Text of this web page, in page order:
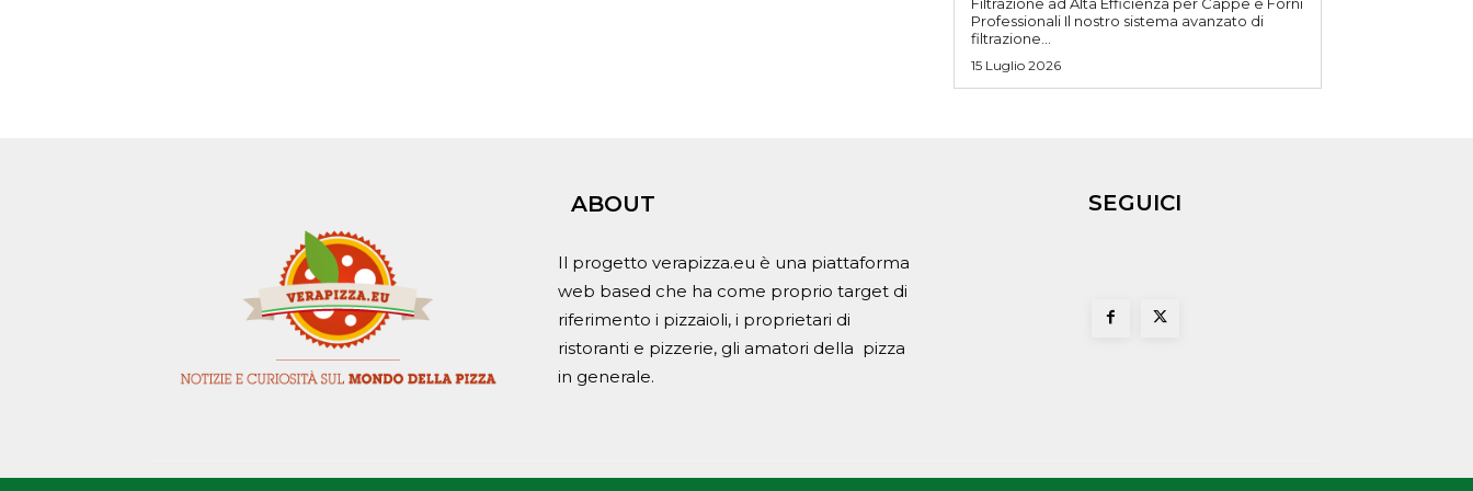
Professionali Il nostro sistema avanzato di
filtrazione...
15 Luglio 2026
ABOUT
Il progetto verapizza.eu è una piattaforma
web based che ha come proprio target di
riferimento i pizzaioli, i proprietari di
ristoranti e pizzerie, gli amatori della pizza
in generale.
SEGUICI